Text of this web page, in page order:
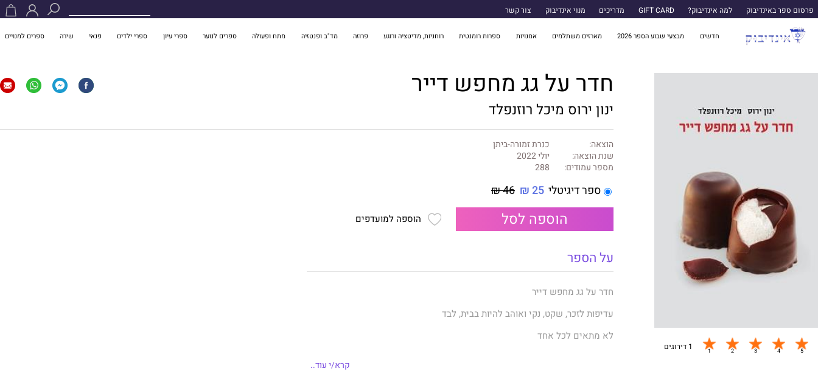
פרסום ספר באינדיבוק למה אינדיבוק? GIFT CARD מדריכים מנוי אינדיבוק צור קשר
חדשים מבצעי שבוע הספר 2026 מארזים משתלמים אמנויות ספרות רומנטית רוחניות, מדיטציה ורוגע פרוזה מד"ב ופנטזיה מתח ופעולה ספרים לנוער ספרי עיון ספרי ילדים פנאי שירה ספרים למנויים
1 דירוגים
חדר על גג מחפש דייר
ינון ירוס מיכל רוזנפלד
הוצאה:
כנרת זמורה-ביתן
שנת הוצאה:
יולי 2022
מספר עמודים:
288
ספר דיגיטלי 25 ₪
46 ₪
הוספה לסל הוספה למועדפים
על הספר
חדר על גג מחפש דייר
עדיפות לזכר, שקט, נקי ואוהב להיות בבית, לבד
לא מתאים לכל אחד
קרא/י עוד..